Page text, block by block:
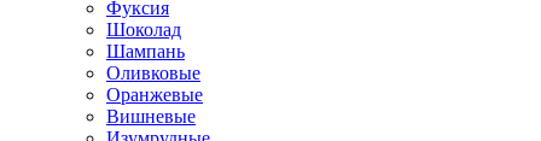
Фуксия
Шоколад
Шампань
Оливковые
Оранжевые
Вишневые